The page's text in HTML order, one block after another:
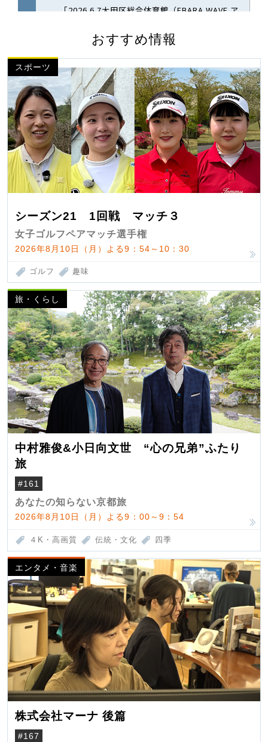
おすすめ情報
スポーツ
シーズン21 1回戦 マッチ３
女子ゴルフペアマッチ選手権
2026年8月10日（月）よる9：54～10：30
ゴルフ 趣味
旅・くらし
中村雅俊&小日向文世 “心の兄弟”ふたり
旅
#161
あなたの知らない京都旅
2026年8月10日（月）よる9：00～9：54
４K・高画質 伝統・文化 四季
エンタメ・音楽
株式会社マーナ 後篇
#167